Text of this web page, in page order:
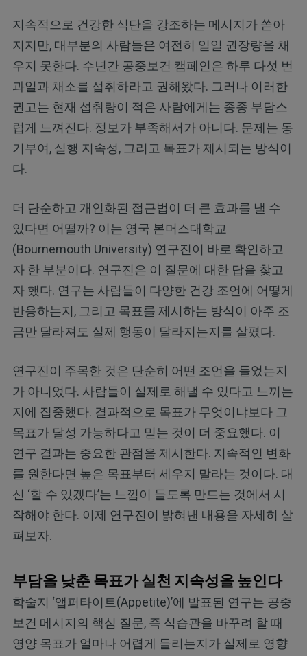
지속적으로 건강한 식단을 강조하는 메시지가 쏟아
지지만, 대부분의 사람들은 여전히 일일 권장량을 채
우지 못한다. 수년간 공중보건 캠페인은 하루 다섯 번
과일과 채소를 섭취하라고 권해왔다. 그러나 이러한
권고는 현재 섭취량이 적은 사람에게는 종종 부담스
럽게 느껴진다. 정보가 부족해서가 아니다. 문제는 동
기부여, 실행 지속성, 그리고 목표가 제시되는 방식이
다.
더 단순하고 개인화된 접근법이 더 큰 효과를 낼 수
있다면 어떨까? 이는 영국 본머스대학교
(Bournemouth University) 연구진이 바로 확인하고
자 한 부분이다. 연구진은 이 질문에 대한 답을 찾고
자 했다. 연구는 사람들이 다양한 건강 조언에 어떻게
반응하는지, 그리고 목표를 제시하는 방식이 아주 조
금만 달라져도 실제 행동이 달라지는지를 살폈다.
연구진이 주목한 것은 단순히 어떤 조언을 들었는지
가 아니었다. 사람들이 실제로 해낼 수 있다고 느끼는
지에 집중했다. 결과적으로 목표가 무엇이냐보다 그
목표가 달성 가능하다고 믿는 것이 더 중요했다. 이
연구 결과는 중요한 관점을 제시한다. 지속적인 변화
를 원한다면 높은 목표부터 세우지 말라는 것이다. 대
신 ‘할 수 있겠다’는 느낌이 들도록 만드는 것에서 시
작해야 한다. 이제 연구진이 밝혀낸 내용을 자세히 살
펴보자.
부담을 낮춘 목표가 실천 지속성을 높인다
학술지 ‘앱퍼타이트(Appetite)’에 발표된 연구는 공중
보건 메시지의 핵심 질문, 즉 식습관을 바꾸려 할 때
영양 목표가 얼마나 어렵게 들리는지가 실제로 영향